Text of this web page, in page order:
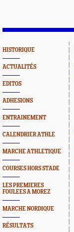
HISTORIQUE
ACTUALITÉS
EDITOS
ADHESIONS
ENTRAINEMENT
CALENDRIER ATHLE
MARCHE ATHLETIQUE
COURSES HORS STADE
LES PREMIERES
FOULEES A MOREZ
MARCHE NORDIQUE
RÉSULTATS